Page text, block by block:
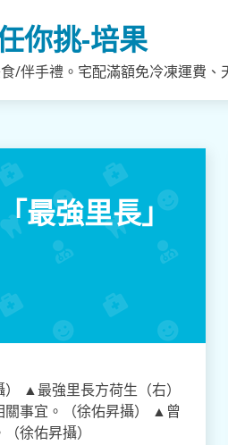
你挑-培果
/伴手禮。宅配滿額免冷凍運費、
最強里長」
▲最強里長方荷生（右）
關事宜。（徐佑昇攝） ▲曾
徐佑昇攝）